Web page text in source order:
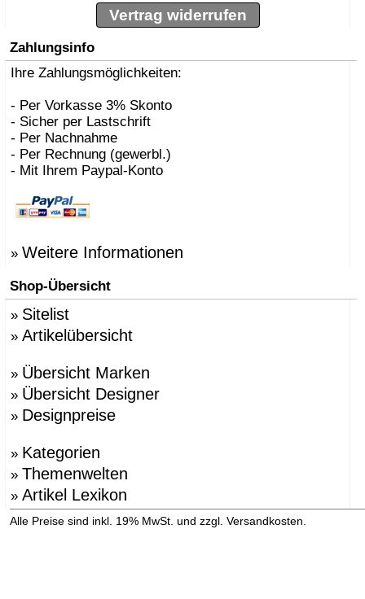
Vertrag widerrufen
Zahlungsinfo
Ihre Zahlungsmöglichkeiten:
- Per Vorkasse 3% Skonto
- Sicher per Lastschrift
- Per Nachnahme
- Per Rechnung (gewerbl.)
- Mit Ihrem Paypal-Konto
» Weitere Informationen
Shop-Übersicht
» Sitelist
» Artikelübersicht
» Übersicht Marken
» Übersicht Designer
» Designpreise
» Kategorien
» Themenwelten
» Artikel Lexikon
Alle Preise sind inkl. 19% MwSt. und zzgl. Versandkosten.